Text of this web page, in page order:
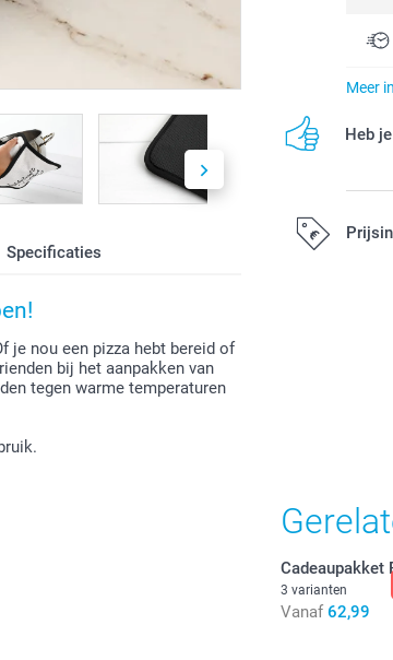
Specificaties
je nou een pizza hebt bereid of
bij het aanpakken van
tegen warme temperaturen
Meer
Heb
Cadeaupakket
3 varianten
Vanaf 62,99